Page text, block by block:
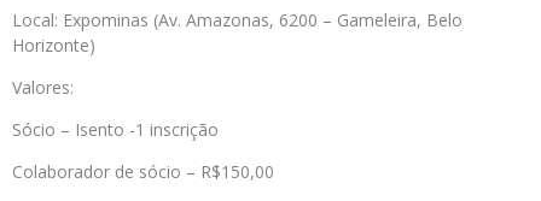
Local: Expominas (Av. Amazonas, 6200 – Gameleira, Belo
Horizonte)
Valores:
Sócio – Isento -1 inscrição
Colaborador de sócio – R$150,00